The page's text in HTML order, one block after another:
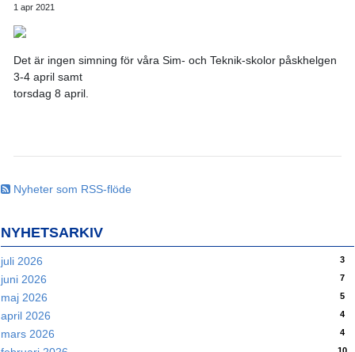
Nyheter som RSS-flöde
NYHETSARKIV
juli 2026 3
juni 2026 7
maj 2026 5
april 2026 4
mars 2026 4
1 apr 2021
Det är ingen simning för våra Sim- och Teknik-skolor påskhelgen
3-4 april samt
torsdag 8 april.